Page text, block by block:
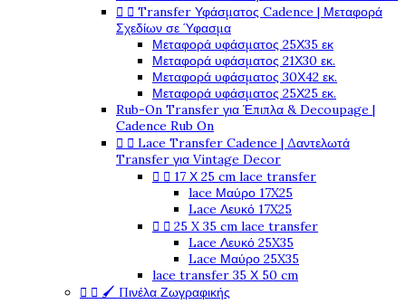
  Transfer Υφάσματος Cadence | Μεταφορά
Σχεδίων σε Ύφασμα
Μεταφορά υφάσματος 25Χ35 εκ
Μεταφορά υφάσματος 21Χ30 εκ.
Μεταφορά υφάσματος 30Χ42 εκ.
Μεταφορά υφάσματος 25Χ25 εκ.
Rub-On Transfer για Έπιπλα & Decoupage |
Cadence Rub On
  Lace Transfer Cadence | Δαντελωτά
Transfer για Vintage Decor
  17 Χ 25 cm lace transfer
lace Μαύρο 17X25
Lace Λευκό 17X25
  25 X 35 cm lace transfer
Lace Λευκό 25X35
Lace Μαύρο 25X35
lace transfer 35 Χ 50 cm
  🖌️ Πινέλα Ζωγραφικής